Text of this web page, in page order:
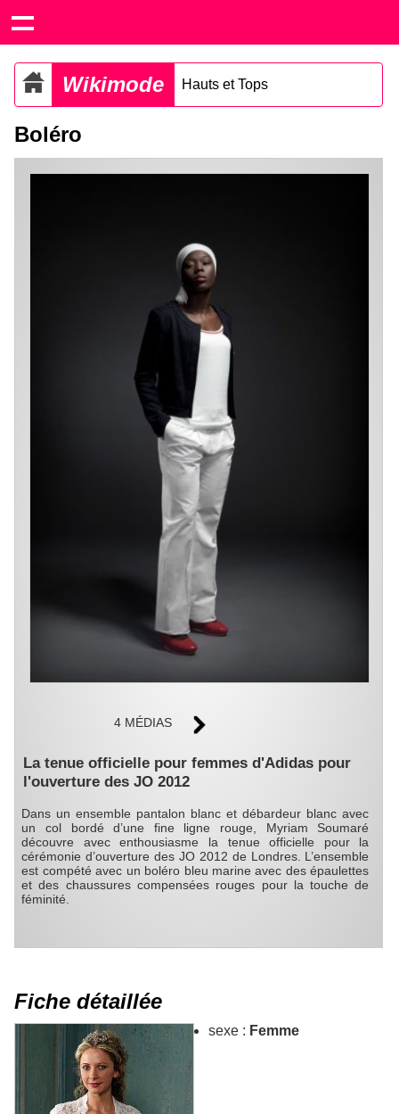
Wikimode Hauts et Tops
Boléro
4 MÉDIAS
La tenue officielle pour femmes d'Adidas pour
l'ouverture des JO 2012
Dans un ensemble pantalon blanc et débardeur blanc avec
un col bordé d’une fine ligne rouge, Myriam Soumaré
découvre avec enthousiasme la tenue officielle pour la
cérémonie d’ouverture des JO 2012 de Londres. L’ensemble
est compété avec un boléro bleu marine avec des épaulettes
et des chaussures compensées rouges pour la touche de
féminité.
Fiche détaillée
sexe : Femme